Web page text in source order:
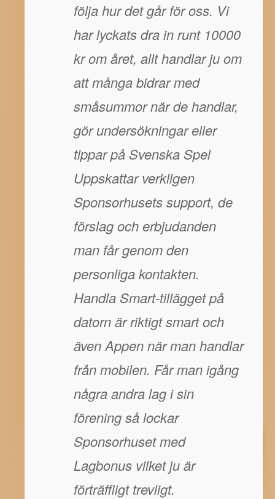
följa hur det går för oss. Vi
har lyckats dra in runt 10000
kr om året, allt handlar ju om
att många bidrar med
småsummor när de handlar,
gör undersökningar eller
tippar på Svenska Spel
Uppskattar verkligen
Sponsorhusets support, de
förslag och erbjudanden
man får genom den
personliga kontakten.
Handla Smart-tillägget på
datorn är riktigt smart och
även Appen när man handlar
från mobilen. Får man igång
några andra lag i sin
förening så lockar
Sponsorhuset med
Lagbonus vilket ju är
förträffligt trevligt.